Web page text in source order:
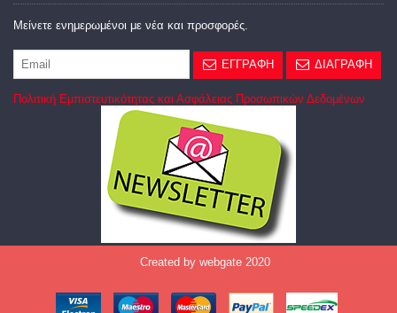
Μείνετε ενημερωμένοι με νέα και προσφορές.
ΕΓΓΡΑΦΗ ΔΙΑΓΡΑΦΗ
Πολιτική Εμπιστευτικότητας και Ασφάλειας Προσωπικών Δεδομένων
Created by webgate 2020